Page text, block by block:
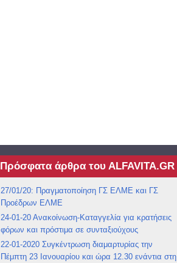
Πρόσφατα άρθρα του ΑLFAVITA.GR
27/01/20: Πραγματοποίηση ΓΣ ΕΛΜΕ και ΓΣ
Προέδρων ΕΛΜΕ
24-01-20 Ανακοίνωση-Καταγγελία για κρατήσεις
φόρων και πρόστιμα σε συνταξιούχους
22-01-2020 Συγκέντρωση διαμαρτυρίας την
Πέμπτη 23 Ιανουαρίου και ώρα 12.30 ενάντια στη